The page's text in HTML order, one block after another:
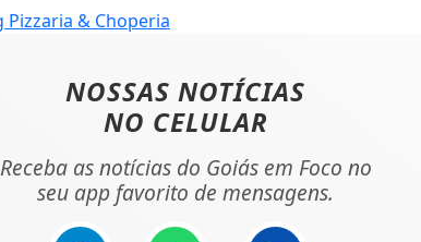
NOSSAS NOTÍCIAS
NO CELULAR
Receba as notícias do Goiás em Foco no
seu app favorito de mensagens.